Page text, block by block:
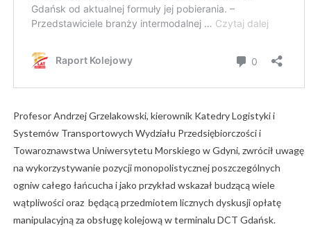
Profesor Andrzej Grzelakowski, kierownik Katedry Logistyki i
Systemów Transportowych Wydziału Przedsiębiorczości i
Towaroznawstwa Uniwersytetu Morskiego w Gdyni, zwrócił uwagę
na wykorzystywanie pozycji monopolistycznej poszczególnych
ogniw całego łańcucha i jako przykład wskazał budzącą wiele
wątpliwości oraz będącą przedmiotem licznych dyskusji opłatę
manipulacyjną za obsługę kolejową w terminalu DCT Gdańsk.